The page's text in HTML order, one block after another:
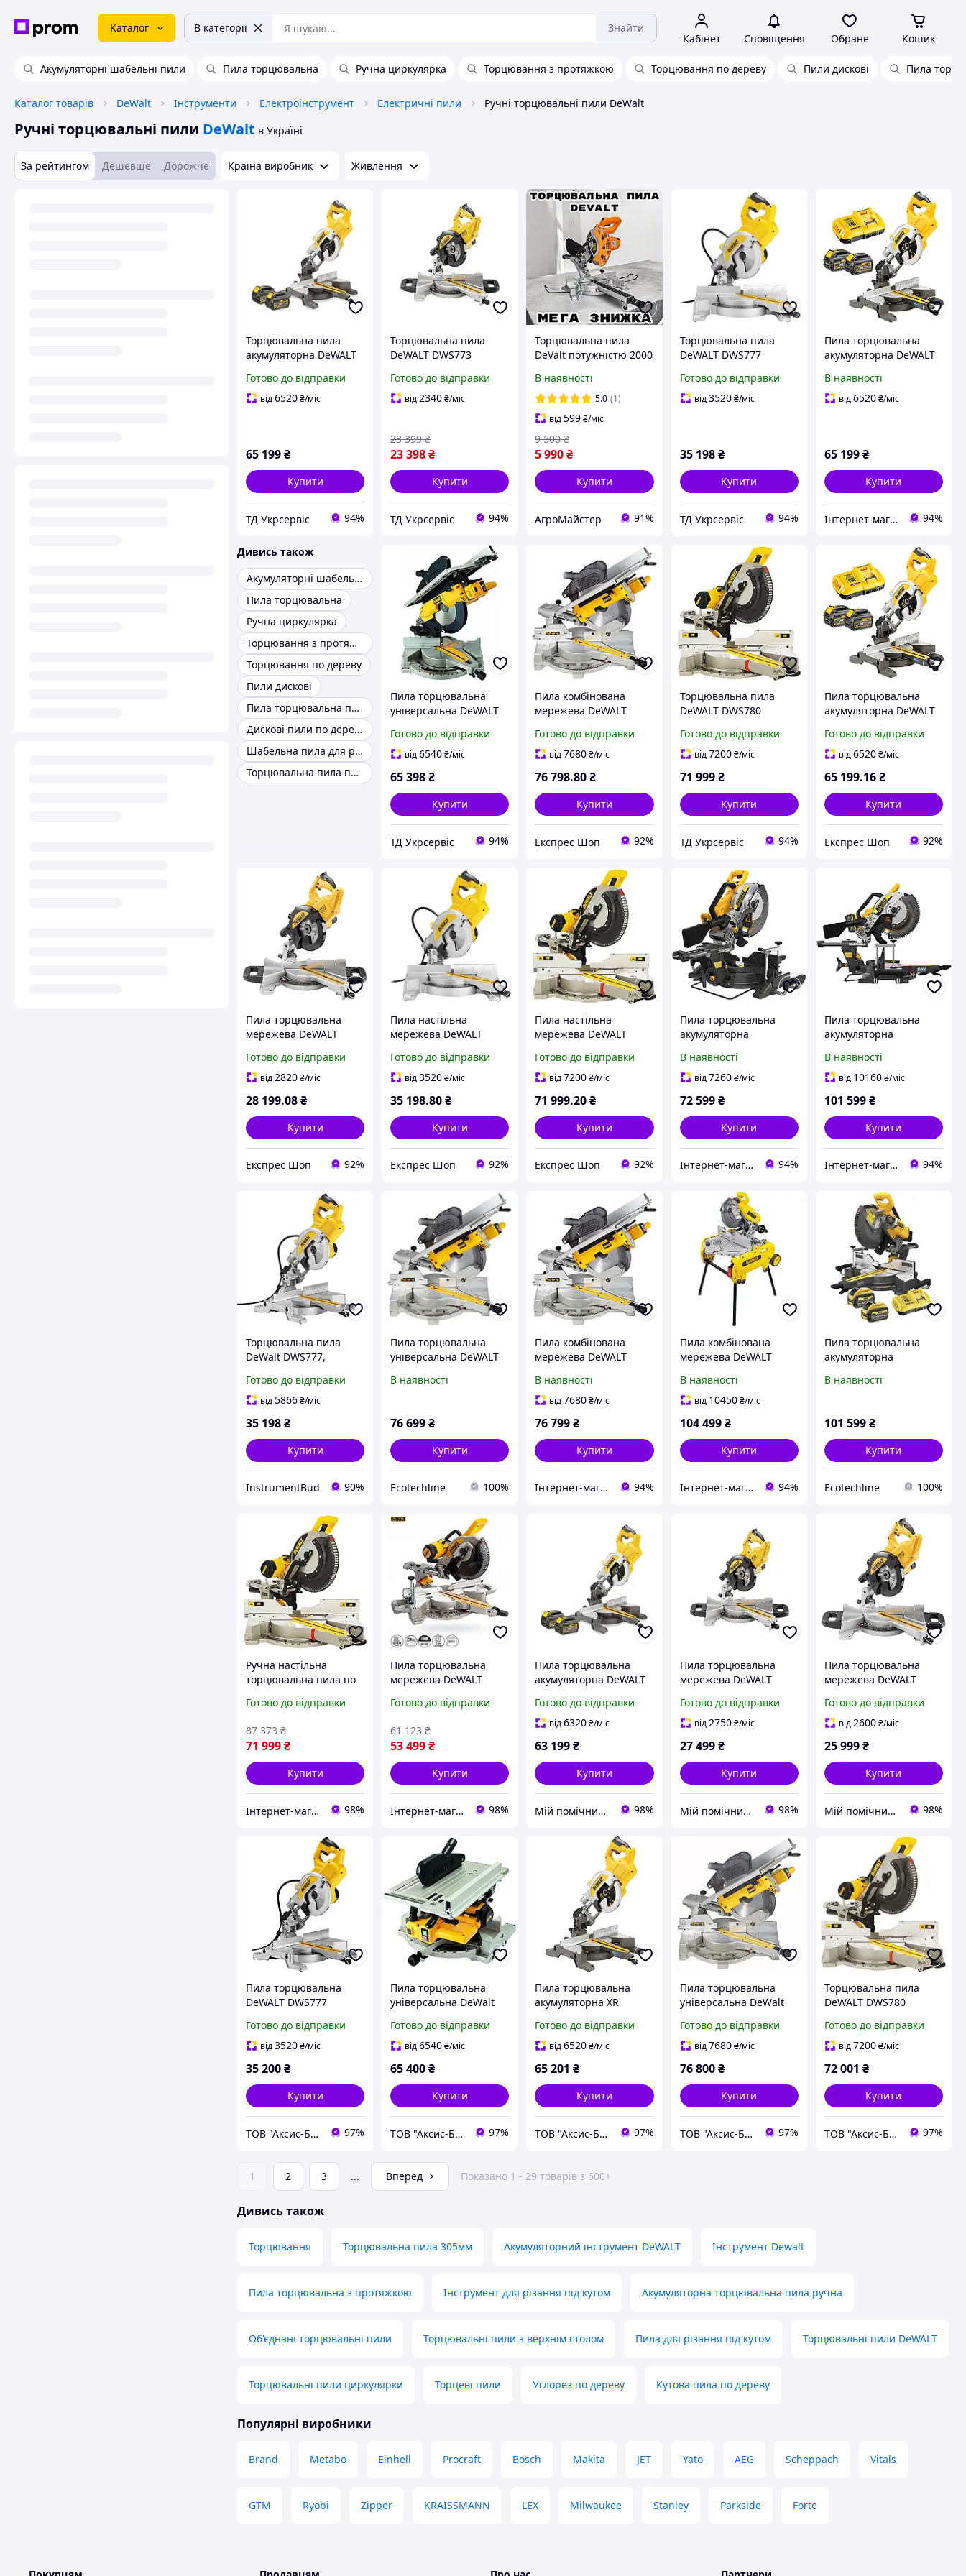
Каталог В категорії Знайти
Кабінет Сповіщення Обране Кошик
Акумуляторні шабельні пили Пила торцювальна Ручна циркулярка Торцювання з протяжкою Торцювання по дереву Пили дискові Пила
Каталог товарів DeWalt Інструменти Електроінструмент Електричні пили Ручні торцювальні пили DeWalt
Ручні торцювальні пили DeWalt в Україні
За рейтингом Дешевше Дорожче Країна виробник Живлення
Торцювальна пила
акумуляторна DeWALT
Готово до відправки
від6520₴/міс
65 199₴
Купити
ТД Укрсервіс 94%
Торцювальна пила
DeWALT DWS773
Готово до відправки
від2340₴/міс
23 398₴
23 399 ₴
Купити
ТД Укрсервіс 94%
Торцювальна пила
DeValt потужністю 2000
диском 255/30 мм 5000
Об/хв із захисним
кожухом
В наявності
5.0 (1)
від599₴/міс
5 990₴
9 500 ₴
Купити
АгроМайстер 91%
Торцювальна пила
DeWALT DWS777
Готово до відправки
від3520 ₴/міс
35 198 ₴
Купити
ТД Укрсервіс 94%
Пила торцювальна
акумуляторна DeWALT
В наявності
від6520₴/міс
65 199₴
Купити
Інтернет-магазин будівельних інструментів та садової техніки VolynTools 94%
Дивись також
Акумуляторні шабельні пили
Пила торцювальна
Ручна циркулярка
Торцювання з протяжкою
Торцювання по дереву
Пили дискові
Пила торцювальна по металу
Дискові пили по дереву
Шабельна пила для різання металу
Торцювальна пила по дереву
Пила торцювальна
універсальна DeWALT
Готово до відправки
від6540₴/міс
65 398₴
Купити
ТД Укрсервіс 94%
Пила комбінована
мережева DeWALT
1500 Вт діаметр диска
305х30 мм частота
Готово до відправки
від7680₴/міс
76 798.80₴
Купити
Експрес Шоп 92%
Торцювальна пила
DeWALT DWS780
Готово до відправки
від7200 ₴/міс
71 999 ₴
Купити
ТД Укрсервіс 94%
Пила торцювальна
акумуляторна DeWALT
диска 216х30 мм
частота обертання
Готово до відправки
від6520₴/міс
65 199.16₴
Купити
Експрес Шоп 92%
Пила торцювальна
мережева DeWALT
1400 Вт діаметр диска
216 мм вага 11.5 кг
4600 об/хв
Готово до відправки
від 2820₴/міс
28 199.08₴
Купити
Експрес Шоп 92%
Пила настільна
мережева DeWALT
1800 Вт діаметр диска
216х30 мм вага 15 кг
6300 об/хв
Готово до відправки
від3520₴/міс
35 198.80₴
Купити
Експрес Шоп 92%
Пила настільна
мережева DeWALT
потужність 1675 Вт
діаметр диска 305х30
3800 об/хв
Готово до відправки
від7200₴/міс
71 999.20₴
Купити
Експрес Шоп 92%
Пила торцювальна
акумуляторна
DCS781N
В наявності
від7260 ₴/міс
72 599 ₴
Купити
Інтернет-магазин будівельних інструментів та садової техніки VolynTools 94%
Пила торцювальна
акумуляторна
DCS781X2
В наявності
від 10160₴/міс
101 599₴
Купити
Інтернет-магазин будівельних інструментів та садової техніки VolynTools 94%
Торцювальна пила
DeWalt DWS777,
дереву, пила з XPS,
комбінована
Готово до відправки
від5866₴/міс
35 198₴
Купити
InstrumentBud 90%
Пила торцювальна
універсальна DeWALT
В наявності
76 699₴
Купити
Ecotechline 100%
Пила комбінована
мережева DeWALT
В наявності
від7680₴/міс
76 799₴
Купити
Інтернет-магазин будівельних інструментів та садової техніки VolynTools 94%
Пила комбінована
мережева DeWALT
В наявності
від 10450 ₴/міс
104 499 ₴
Купити
Інтернет-магазин будівельних інструментів та садової техніки VolynTools 94%
Пила торцювальна
акумуляторна
DCS781X2 (DCS781X2)
В наявності
101 599₴
Купити
Ecotechline 100%
Ручна настільна
торцювальна пила по
: 1675 Вт, глибина різу
Готово до відправки
71 999₴
87 373 ₴
Купити
Інтернет-магазин "Shop Hub" 98%
Пила торцювальна
мережева DeWALT
глибина різу 150 мм,
секунд(11)
Готово до відправки
53 499₴
61 123 ₴
Купити
Інтернет-магазин "Shop Hub" 98%
Пила торцювальна
акумуляторна DeWALT
Готово до відправки
від6320₴/міс
63 199₴
Купити
Мій помічник - інтернет магазин 98%
Пила торцювальна
мережева DeWALT
Готово до відправки
від2750 ₴/міс
27 499 ₴
Купити
Мій помічник - інтернет магазин 98%
Пила торцювальна
мережева DeWALT
Готово до відправки
від2600₴/міс
25 999₴
Купити
Мій помічник - інтернет магазин 98%
Пила торцювальна
DeWALT DWS777
Готово до відправки
від3520₴/міс
35 200₴
Купити
ТОВ "Аксис-Буд" 97%
Пила торцювальна
універсальна DeWalt
Готово до відправки
від6540₴/міс
65 400₴
Купити
ТОВ "Аксис-Буд" 97%
Пила торцювальна
акумуляторна XR
DCS777T2
Готово до відправки
від6520₴/міс
65 201 ₴
Купити
ТОВ "Аксис-Буд" 97%
Пила торцювальна
універсальна DeWalt
Готово до відправки
від7680 ₴/міс
76 800 ₴
Купити
ТОВ "Аксис-Буд" 97%
Торцювальна пила
DeWALT DWS780
Готово до відправки
від7200₴/міс
72 001 ₴
Купити
ТОВ "Аксис-Буд" 97%
1 2 3 ... Вперед Показано 1 - 29 товарів з 600+
Дивись також
Торцювання Торцювальна пила 305мм Акумуляторний інструмент DeWALT Інструмент Dewalt
Пила торцювальна з протяжкою Інструмент для різання під кутом Акумуляторна торцювальна пила ручна
Об'єднані торцювальні пили Торцювальні пили з верхнім столом Пила для різання під кутом Торцювальні пили DeWALT
Торцювальні пили циркулярки Торцеві пили Углорез по дереву Кутова пила по дереву
Популярні виробники
Brand Metabo Einhell Procraft Bosch Makita JET Yato AEG Scheppach Vitals
GTM Ryobi Zipper KRAISSMANN LEX Milwaukee Stanley Parkside Forte